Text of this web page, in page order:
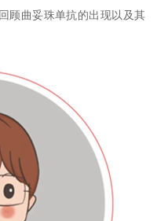
顾曲妥珠单抗的出现以及其